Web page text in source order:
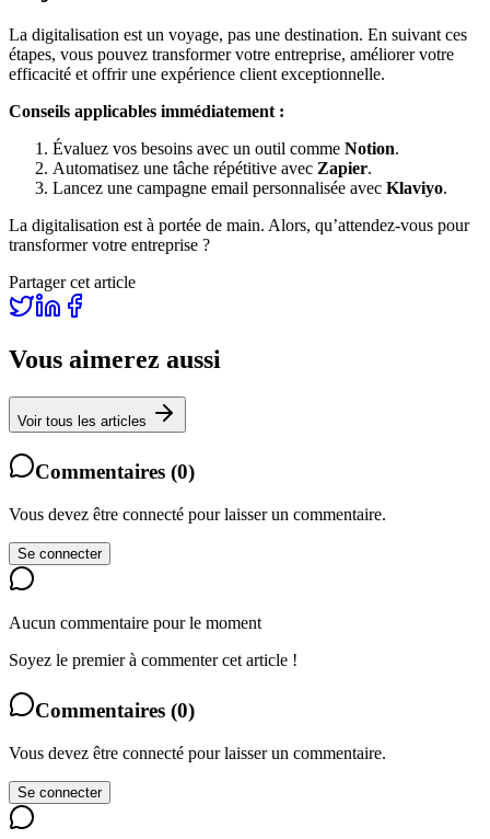
La digitalisation est un voyage, pas une destination. En suivant ces
étapes, vous pouvez transformer votre entreprise, améliorer votre
efficacité et offrir une expérience client exceptionnelle.
Conseils applicables immédiatement :
Évaluez vos besoins avec un outil comme Notion.
Automatisez une tâche répétitive avec Zapier.
Lancez une campagne email personnalisée avec Klaviyo.
La digitalisation est à portée de main. Alors, qu’attendez-vous pour
transformer votre entreprise ?
Partager cet article
Vous aimerez aussi
Voir tous les articles
Commentaires (0)
Vous devez être connecté pour laisser un commentaire.
Se connecter
Aucun commentaire pour le moment
Soyez le premier à commenter cet article !
Commentaires (0)
Vous devez être connecté pour laisser un commentaire.
Se connecter